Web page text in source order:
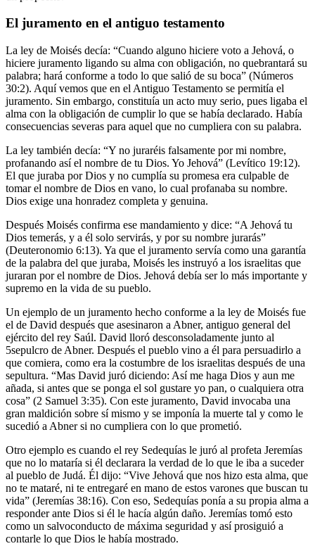
El juramento en el antiguo testamento
La ley de Moisés decía: “Cuando alguno hiciere voto a Jehová, o
hiciere juramento ligando su alma con obligación, no quebrantará su
palabra; hará conforme a todo lo que salió de su boca” (Números
30:2). Aquí vemos que en el Antiguo Testamento se permitía el
juramento. Sin embargo, constituía un acto muy serio, pues ligaba el
alma con la obligación de cumplir lo que se había declarado. Había
consecuencias severas para aquel que no cumpliera con su palabra.
La ley también decía: “Y no juraréis falsamente por mi nombre,
profanando así el nombre de tu Dios. Yo Jehová” (Levítico 19:12).
El que juraba por Dios y no cumplía su promesa era culpable de
tomar el nombre de Dios en vano, lo cual profanaba su nombre.
Dios exige una honradez completa y genuina.
Después Moisés confirma ese mandamiento y dice: “A Jehová tu
Dios temerás, y a él solo servirás, y por su nombre jurarás”
(Deuteronomio 6:13). Ya que el juramento servía como una garantía
de la palabra del que juraba, Moisés les instruyó a los israelitas que
juraran por el nombre de Dios. Jehová debía ser lo más importante y
supremo en la vida de su pueblo.
Un ejemplo de un juramento hecho conforme a la ley de Moisés fue
el de David después que asesinaron a Abner, antiguo general del
ejército del rey Saúl. David lloró desconsoladamente junto al
5sepulcro de Abner. Después el pueblo vino a él para persuadirlo a
que comiera, como era la costumbre de los israelitas después de una
sepultura. “Mas David juró diciendo: Así me haga Dios y aun me
añada, si antes que se ponga el sol gustare yo pan, o cualquiera otra
cosa” (2 Samuel 3:35). Con este juramento, David invocaba una
gran maldición sobre sí mismo y se imponía la muerte tal y como le
sucedió a Abner si no cumpliera con lo que prometió.
Otro ejemplo es cuando el rey Sedequías le juró al profeta Jeremías
que no lo mataría si él declarara la verdad de lo que le iba a suceder
al pueblo de Judá. Él dijo: “Vive Jehová que nos hizo esta alma, que
no te mataré, ni te entregaré en mano de estos varones que buscan tu
vida” (Jeremías 38:16). Con eso, Sedequías ponía a su propia alma a
responder ante Dios si él le hacía algún daño. Jeremías tomó esto
como un salvoconducto de máxima seguridad y así prosiguió a
contarle lo que Dios le había mostrado.